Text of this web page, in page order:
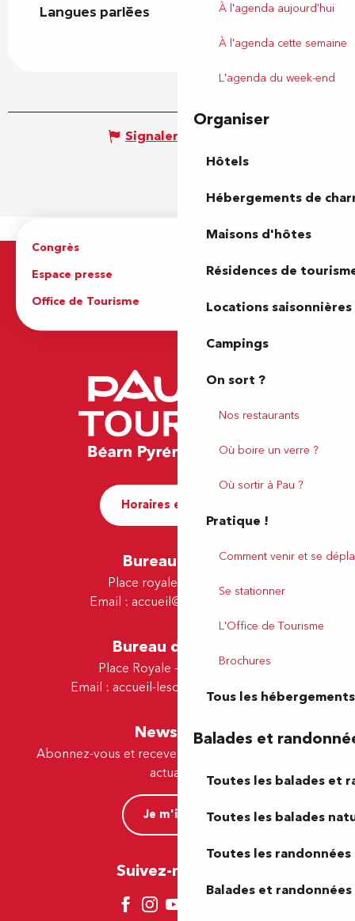
À l'agenda aujourd'hui
À l'agenda cette semaine
L'agenda du week-end
Organiser
Hôtels
Hébergements de
Maisons d'hôtes
Résidences de
Locations saisonnières
Campings
On sort ?
Nos restaurants
Où boire un verre ?
Où sortir à Pau ?
Pratique !
Comment venir et se
Se stationner
L'Office de Tourisme
Brochures
Tous les hébergements
Balades et
Toutes les balades et
Toutes les balades
Toutes les randonnées
Balades et
Langues parlées
Langues parlées
Signaler une erreur
Congrès
Espace presse
Brochures
Office de Tourisme
Horaires et contact
Bureau de Pau
Place royale - 64000 Pau
Email : accueil@tourismepau.fr
Bureau de Lescar
Place Royale - 64230 Lescar
Email : accueil-lescar@tourismepau.fr
Newsletter
Abonnez-vous et recevez par e-mail nos offres et
actualités.
Je m'inscris
Suivez-nous ici !